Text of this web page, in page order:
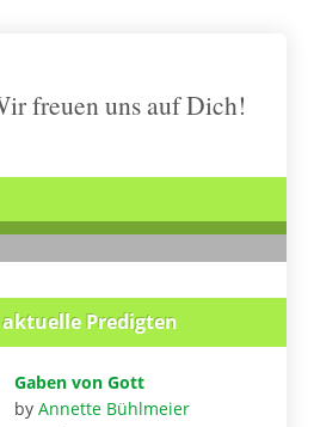
freuen uns auf Dich!
aktuelle Predigten
Gaben von Gott
by Annette Bühlmeier